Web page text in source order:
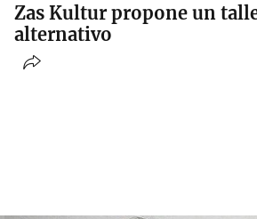
Zas Kultur propone un
alternativo